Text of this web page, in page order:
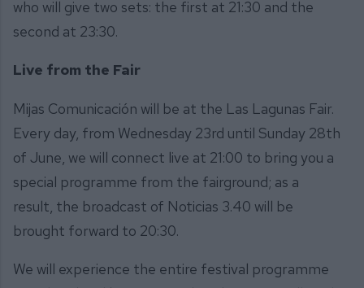
who will give two sets: the first at 21:30 and the
second at 23:30.
Live from the Fair
Mijas Comunicación will be at the Las Lagunas Fair.
Every day, from Wednesday 23rd until Sunday 28th
of June, we will connect live at 21:00 to bring you a
special programme from the fairground; as a
result, the broadcast of Noticias 3.40 will be
brought forward to 20:30.
We will experience the entire festival programme